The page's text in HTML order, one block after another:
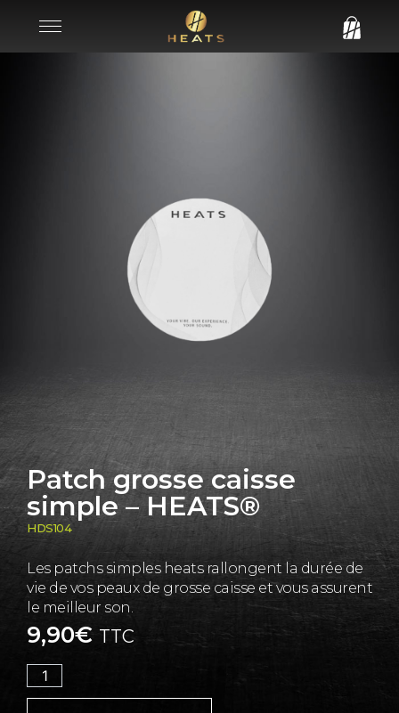
Patch grosse caisse
simple – HEATS®
HDS104
Les patchs simples heats rallongent la durée de
vie de vos peaux de grosse caisse et vous assurent
le meilleur son.
9,90€ TTC
112 en stock (peut être commandé)